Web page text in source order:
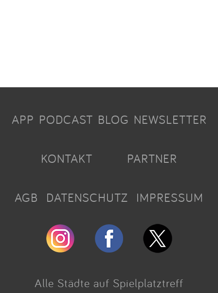
APP PODCAST BLOG NEWSLETTER
KONTAKT PARTNER
AGB DATENSCHUTZ IMPRESSUM
Alle Städte auf Spielplatztreff